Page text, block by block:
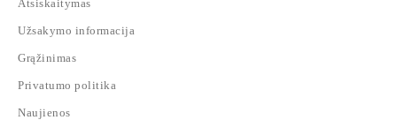
Atsiskaitymas
Užsakymo informacija
Grąžinimas
Privatumo politika
Naujienos